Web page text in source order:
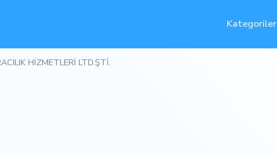
Kategoriler
HİZMETLERİ LTD.ŞTİ.